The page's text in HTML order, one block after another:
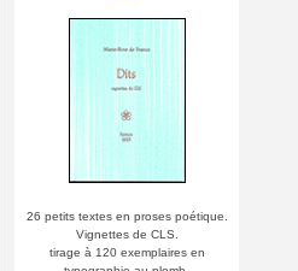
26 petits textes en proses poétique.
Vignettes de CLS.
tirage à 120 exemplaires en